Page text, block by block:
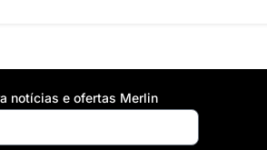
notícias e ofertas Merlin